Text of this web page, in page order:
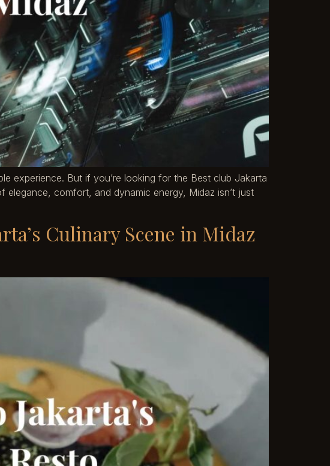
experience. But if you’re looking for the Best club Jakarta
comfort, and dynamic energy, Midaz isn’t just
Culinary Scene in Midaz